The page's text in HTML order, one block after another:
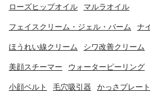
ローズヒップオイル マルラオイル
フェイスクリーム・ジェル・バーム ナ
ほうれい線クリーム シワ改善クリーム
美顔スチーマー ウォーターピーリング
小顔ベルト 毛穴吸引器 かっさプレート